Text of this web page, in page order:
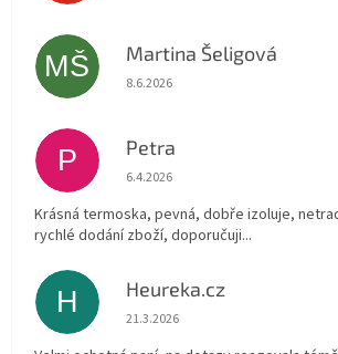
MŠ Martina Šeligová
Hodnocení obchodu je 5 z 5
8.6.2026
P Petra
Hodnocení obchodu je 5 z 5
6.4.2026
Krásná termoska, pevná, dobře izoluje,
rychlé dodání zboží, doporučuji...
H Heureka.cz
Hodnocení obchodu je 5 z 5
21.3.2026